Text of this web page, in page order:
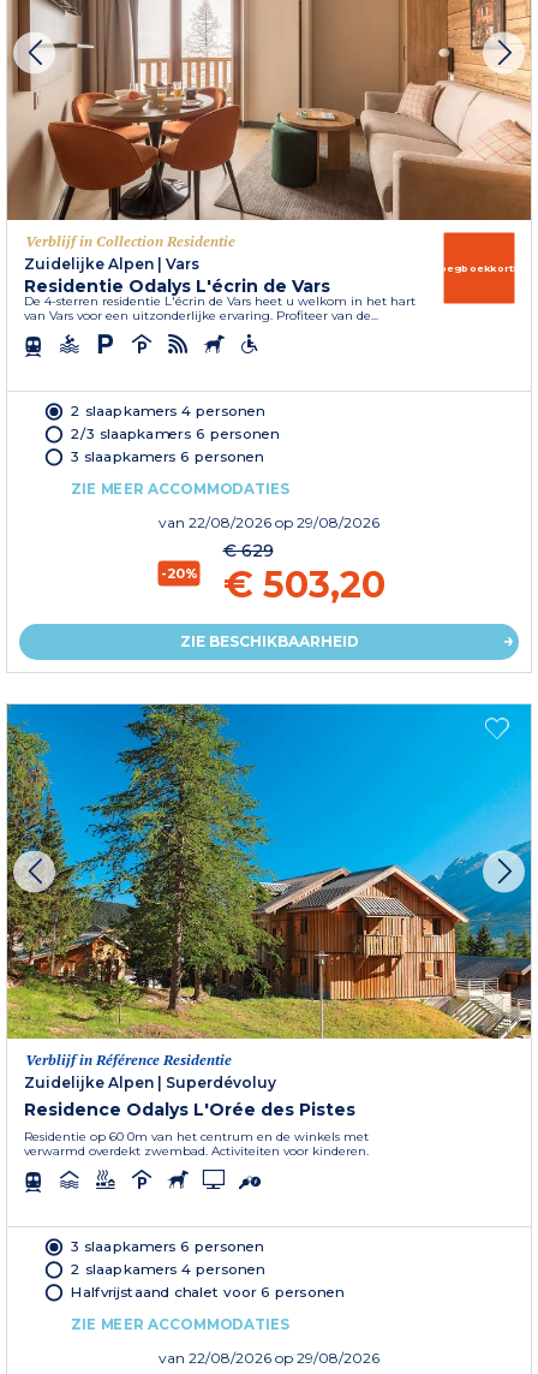
Verblijf in Collection Residentie
Zuidelijke Alpen
Vars
Residentie Odalys L'écrin de Vars
De 4-sterren residentie L'écrin de Vars heet u welkom in het hart
van Vars voor een uitzonderlijke ervaring. Profiteer van de...
Vroegboekkorting
2 slaapkamers 4 personen
2/3 slaapkamers 6 personen
3 slaapkamers 6 personen
ZIE MEER ACCOMMODATIES
van 22/08/2026 op 29/08/2026
-20%
€ 629
€ 503,20
ZIE BESCHIKBAARHEID
Verblijf in Référence Residentie
Zuidelijke Alpen
Superdévoluy
Residence Odalys L'Orée des Pistes
Residentie op 60 0m van het centrum en de winkels met
verwarmd overdekt zwembad. Activiteiten voor kinderen.
3 slaapkamers 6 personen
2 slaapkamers 4 personen
Halfvrijstaand chalet voor 6 personen
ZIE MEER ACCOMMODATIES
van 22/08/2026 op 29/08/2026